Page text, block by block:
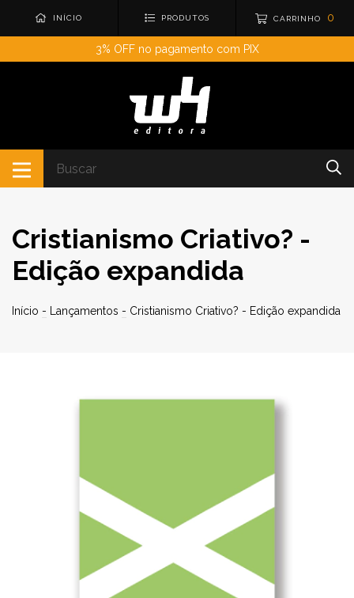
INÍCIO PRODUTOS CARRINHO 0
3% OFF no pagamento com PIX
Cristianismo Criativo? -
Edição expandida
Início - Lançamentos - Cristianismo Criativo? - Edição expandida